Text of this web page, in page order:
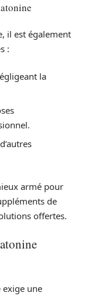
il est également
:
la
armé pour
de
offertes.
une